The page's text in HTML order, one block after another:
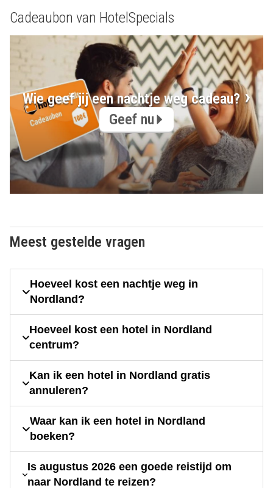
Cadeaubon van HotelSpecials
Wie geef jij een nachtje weg cadeau?
Geef nu
Meest gestelde vragen
Hoeveel kost een nachtje weg in
Nordland?
Hoeveel kost een hotel in Nordland
centrum?
Kan ik een hotel in Nordland gratis
annuleren?
Waar kan ik een hotel in Nordland
boeken?
Is augustus 2026 een goede reistijd om
naar Nordland te reizen?